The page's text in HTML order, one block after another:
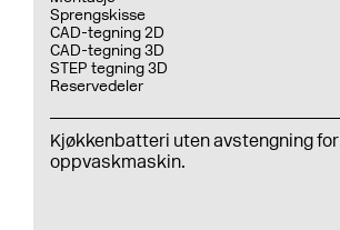
Sprengskisse
CAD-tegning 2D
CAD-tegning 3D
STEP tegning 3D
Reservedeler
Kjøkkenbatteri uten avstengning for
oppvaskmaskin.